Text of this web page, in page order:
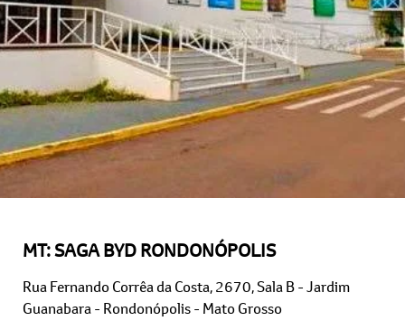
Rua Fernando Corrêa da Costa, 2670, Sala B - Jardim
Guanabara - Rondonópolis - Mato Grosso
Como chegar